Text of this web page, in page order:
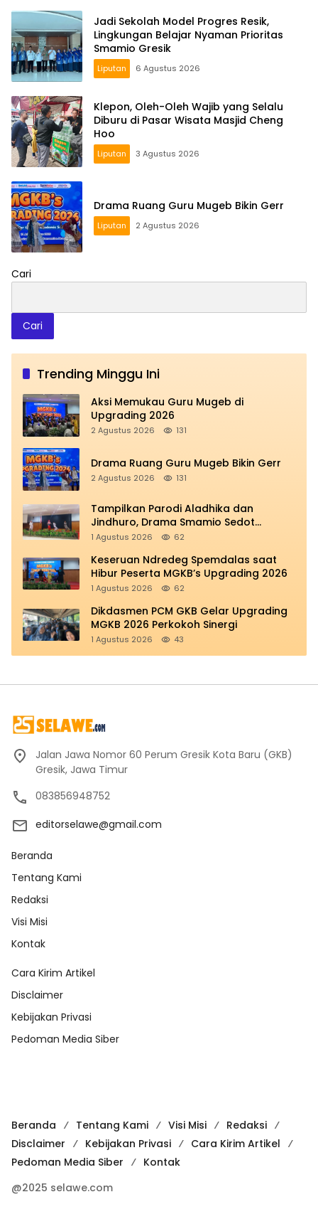
Jadi Sekolah Model Progres Resik,
Lingkungan Belajar Nyaman Prioritas
Smamio Gresik
Liputan 6 Agustus 2026
Klepon, Oleh-Oleh Wajib yang Selalu
Diburu di Pasar Wisata Masjid Cheng
Hoo
Liputan 3 Agustus 2026
Drama Ruang Guru Mugeb Bikin Gerr
Liputan 2 Agustus 2026
Cari
Cari
Trending Minggu Ini
Aksi Memukau Guru Mugeb di
Upgrading 2026
2 Agustus 2026 131
Drama Ruang Guru Mugeb Bikin Gerr
2 Agustus 2026 131
Tampilkan Parodi Aladhika dan
Jindhuro, Drama Smamio Sedot
Perhatian di MGKB Upgrading 2026
1 Agustus 2026 62
Keseruan Ndredeg Spemdalas saat
Hibur Peserta MGKB’s Upgrading 2026
1 Agustus 2026 62
Dikdasmen PCM GKB Gelar Upgrading
MGKB 2026 Perkokoh Sinergi
1 Agustus 2026 43
Jalan Jawa Nomor 60 Perum Gresik Kota Baru (GKB)
Gresik, Jawa Timur
083856948752
editorselawe@gmail.com
Beranda
Tentang Kami
Redaksi
Visi Misi
Kontak
Cara Kirim Artikel
Disclaimer
Kebijakan Privasi
Pedoman Media Siber
Beranda Tentang Kami Visi Misi
Redaksi
Disclaimer
Kebijakan Privasi
Cara Kirim Artikel
Pedoman Media Siber
Kontak
@2025 selawe.com